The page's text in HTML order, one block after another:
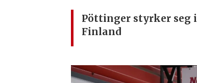
Pöttinger styrker seg i
Finland